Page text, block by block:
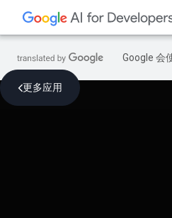
Google 会
更多应用